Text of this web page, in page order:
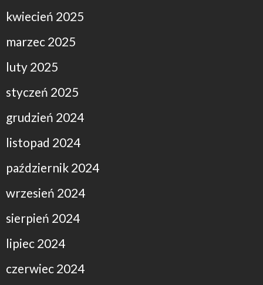
kwiecień 2025
marzec 2025
luty 2025
styczeń 2025
grudzień 2024
listopad 2024
październik 2024
wrzesień 2024
sierpień 2024
lipiec 2024
czerwiec 2024